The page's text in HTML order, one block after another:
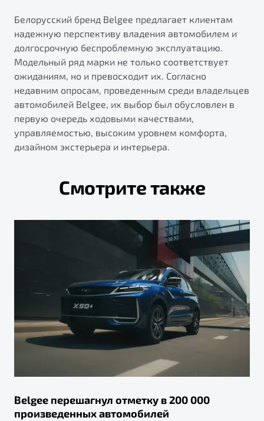
Белорусский бренд Belgee предлагает клиентам
надежную перспективу владения автомобилем и
долгосрочную беспроблемную эксплуатацию.
Модельный ряд марки не только соответствует
ожиданиям, но и превосходит их. Согласно
недавним опросам, проведенным среди владельцев
автомобилей Belgee, их выбор был обусловлен в
первую очередь ходовыми качествами,
управляемостью, высоким уровнем комфорта,
дизайном экстерьера и интерьера.
Смотрите также
Belgee перешагнул отметку в 200 000
произведенных автомобилей